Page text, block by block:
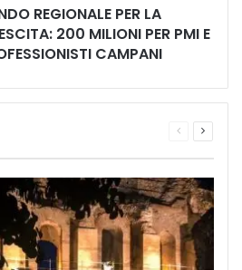
REGIONALE PER LA
200 MILIONI PER PMI E
CAMPANI
Pagina